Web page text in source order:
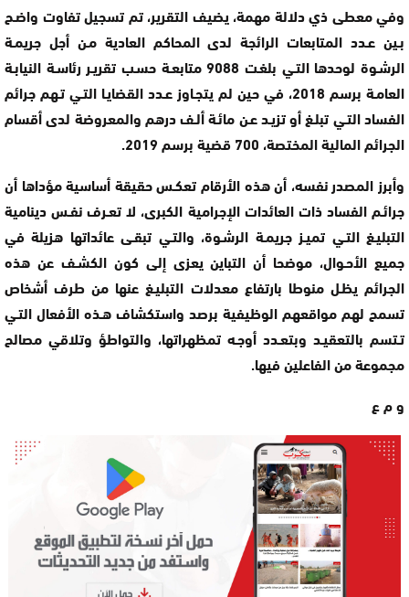
وفي معطى ذي دلالة مهمة، يضيف التقرير، تم تسجيل تفاوت واضـح
بـين عـدد المتابعات الرائجة لدى المحاكم العادية مـن أجل جريمـة
الرشـوة لوحدها التـي بلغـت 9088 متابعـة حسـب تقريـر رئاسـة النيابـة
العامـة برسم 2018، في حين لم يتجـاوز عـدد القضايـا التـي تـهم جرائم
الفساد التـي تبلـغ أو تزيـد عـن مائـة ألـف درهم والمعروضة لدى أقسام
الجرائم المالية المختصة، 700 قضية برسم 2019.
وأبرز المصدر نفسه، أن هذه الأرقام تعكـس حقيقة أساسية مؤداها أن
جرائـم الفساد ذات العائدات الإجرامية الكبرى، لا تعـرف نفـس دينامية
التبليـغ التـي تميـز جريمـة الرشـوة، والتـي تبقـى عائداتها هزيلة في
جميع الأحـوال، موضحا أن التباين يعزى إلى كون الكشـف عن هذه
الجرائم يظـل منوطا بارتفاع معدلات التبليـغ عنها من طرف أشخاص
تسمح لهم مواقعهم الوظيفية برصد واستكشاف هـذه الأفعال التـي
تـتسم بالتعقيـد وبتعـدد أوجـه تمظهراتها، والتواطؤ وتلاقي مصالح
مجموعة من الفاعلين فيها.
و م ع